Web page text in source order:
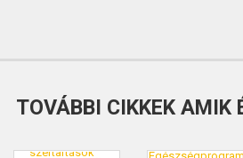
TOVÁBBI CIKKEK AMIK